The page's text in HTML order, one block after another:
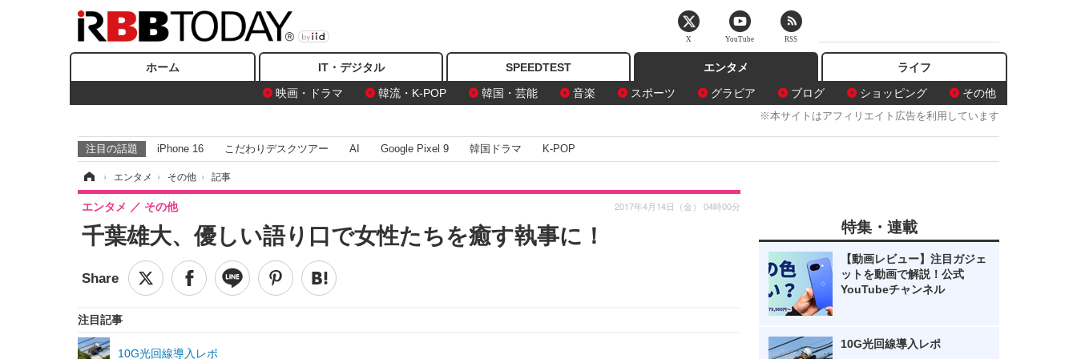
ホーム IT・デジタル SPEEDTEST
エンタメ
映画・ドラマ
韓流・K-POP 韓国・芸能 音楽 スポーツ グラビア ブログ ショッピング その他
ライフ
※本サイトはアフィリエイト広告を利用しています
注目の話題 iPhone 16 こだわりデスクツアー AI Google Pixel 9 韓国ドラマ K-POP
› エンタメ › その他 › 記事
千葉雄大、優しい語り口で女性たちを癒す執事に！
エンタメ その他 2017年4月14日（金） 04時00分
注目記事
10G光回線導入レポ
特集・連載
【動画レビュー】注目ガジェ
ットを動画で解説！公式
YouTubeチャンネル
10G光回線導入レポ
X YouTube RSS